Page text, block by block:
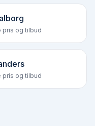
pris og tilbud
pris og tilbud